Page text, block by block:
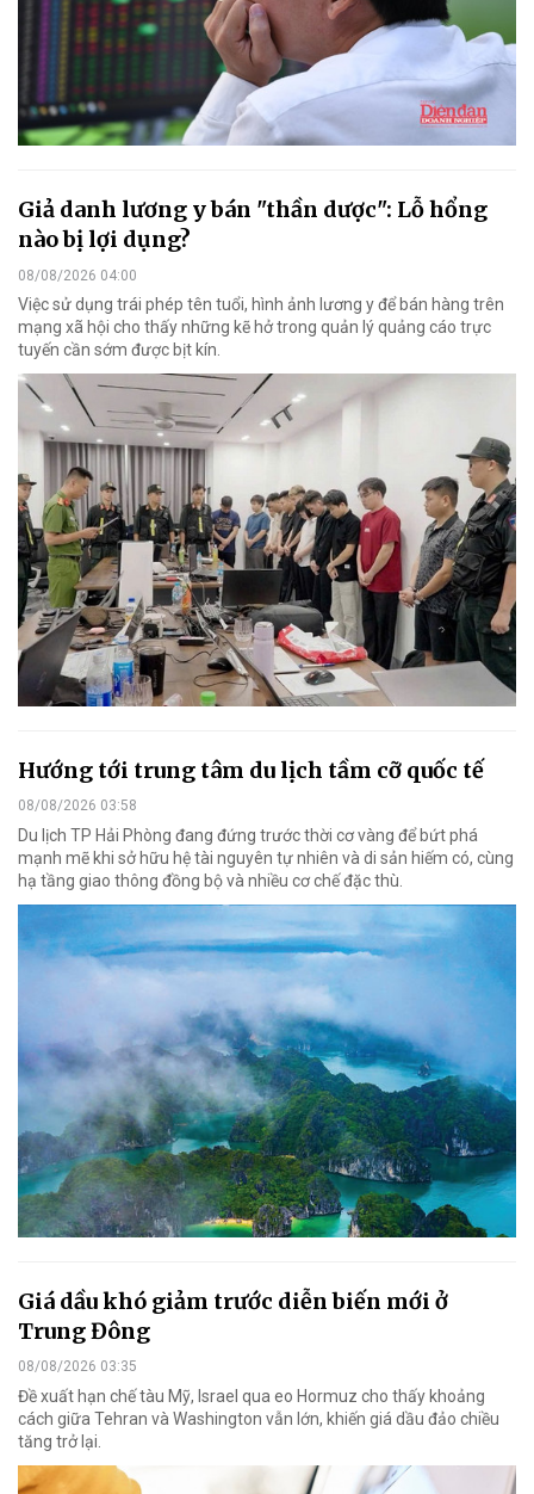
Giả danh lương y bán "thần dược": Lỗ hổng
nào bị lợi dụng?
08/08/2026 04:00
Việc sử dụng trái phép tên tuổi, hình ảnh lương y để bán hàng trên
mạng xã hội cho thấy những kẽ hở trong quản lý quảng cáo trực
tuyến cần sớm được bịt kín.
Hướng tới trung tâm du lịch tầm cỡ quốc tế
08/08/2026 03:58
Du lịch TP Hải Phòng đang đứng trước thời cơ vàng để bứt phá
mạnh mẽ khi sở hữu hệ tài nguyên tự nhiên và di sản hiếm có, cùng
hạ tầng giao thông đồng bộ và nhiều cơ chế đặc thù.
Giá dầu khó giảm trước diễn biến mới ở
Trung Đông
08/08/2026 03:35
Đề xuất hạn chế tàu Mỹ, Israel qua eo Hormuz cho thấy khoảng
cách giữa Tehran và Washington vẫn lớn, khiến giá dầu đảo chiều
tăng trở lại.